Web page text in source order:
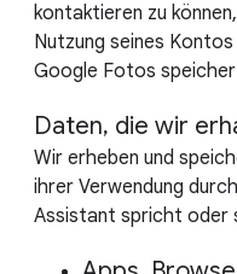
kontaktieren zu
Nutzung seines
Google Fotos
Daten, die wir
Wir erheben und
ihrer Verwendung
Assistant spricht oder